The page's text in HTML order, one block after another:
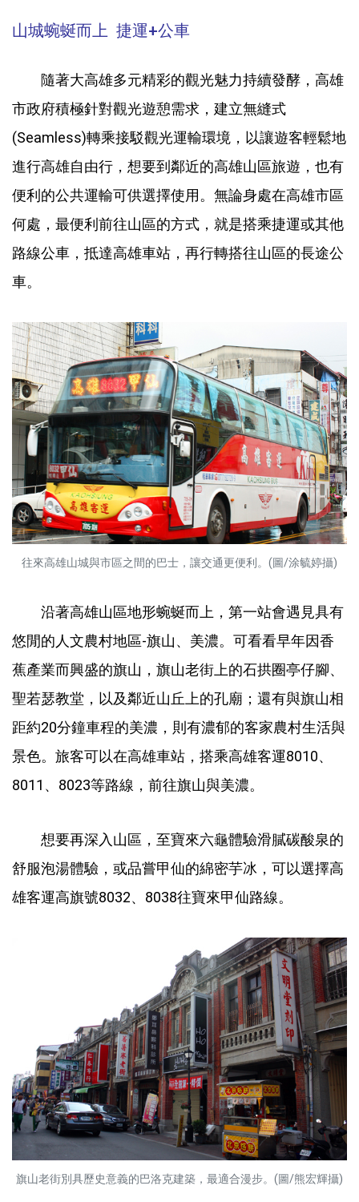
山城蜿蜒而上 捷運+公車
隨著大高雄多元精彩的觀光魅力持續發酵，高雄
市政府積極針對觀光遊憩需求，建立無縫式
(Seamless)轉乘接駁觀光運輸環境，以讓遊客輕鬆地
進行高雄自由行，想要到鄰近的高雄山區旅遊，也有
便利的公共運輸可供選擇使用。無論身處在高雄市區
何處，最便利前往山區的方式，就是搭乘捷運或其他
路線公車，抵達高雄車站，再行轉搭往山區的長途公
車。
往來高雄山城與市區之間的巴士，讓交通更便利。(圖/涂毓婷攝)
沿著高雄山區地形蜿蜒而上，第一站會遇見具有
悠閒的人文農村地區-旗山、美濃。可看看早年因香
蕉產業而興盛的旗山，旗山老街上的石拱圈亭仔腳、
聖若瑟教堂，以及鄰近山丘上的孔廟；還有與旗山相
距約20分鐘車程的美濃，則有濃郁的客家農村生活與
景色。旅客可以在高雄車站，搭乘高雄客運8010、
8011、8023等路線，前往旗山與美濃。
想要再深入山區，至寶來六龜體驗滑膩碳酸泉的
舒服泡湯體驗，或品嘗甲仙的綿密芋冰，可以選擇高
雄客運高旗號8032、8038往寶來甲仙路線。
旗山老街別具歷史意義的巴洛克建築，最適合漫步。(圖/熊宏輝攝)